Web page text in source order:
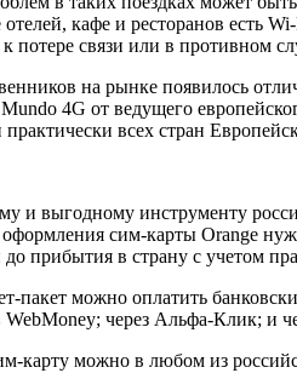
кафе и ресторанов есть
потере связи или в противном
на рынке появилось
4G от ведущего
всех стран
и выгодному инструменту
оформления сим-карты Orange
до прибытия в страну с учетом
пакет можно оплатить
через Альфа-Клик; и
карту можно в любом из